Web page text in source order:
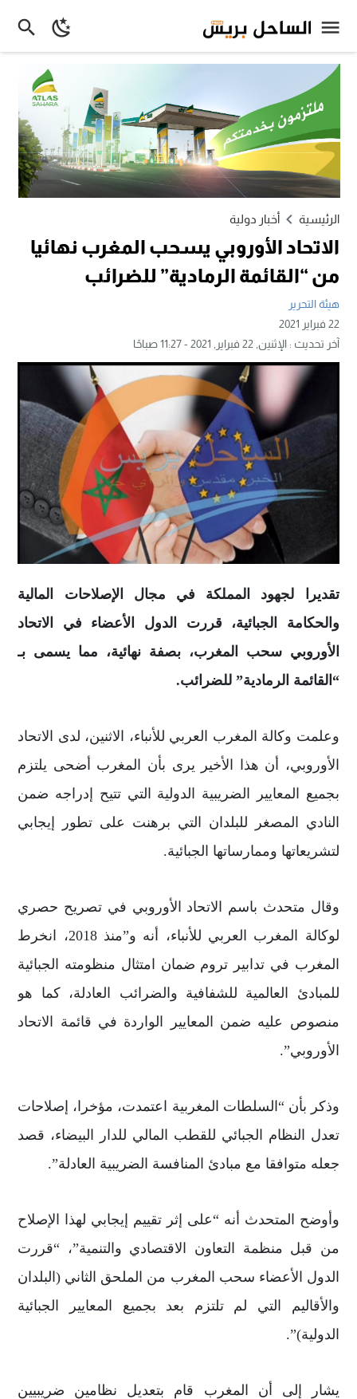
الرئيسية أخبار دولية
الاتحاد الأوروبي يسحب المغرب نهائيا
من “القائمة الرمادية” للضرائب
هيئة التحرير
22 فبراير 2021
آخر تحديث :الإثنين, 22 فبراير, 2021 - 11:27 صباحًا
تقديرا لجهود المملكة في مجال الإصلاحات المالية
والحكامة الجبائية، قررت الدول الأعضاء في الاتحاد
الأوروبي سحب المغرب، بصفة نهائية، مما يسمى بـ
“القائمة الرمادية” للضرائب.
وعلمت وكالة المغرب العربي للأنباء، الاثنين، لدى الاتحاد
الأوروبي، أن هذا الأخير يرى بأن المغرب أضحى يلتزم
بجميع المعايير الضريبية الدولية التي تتيح إدراجه ضمن
النادي المصغر للبلدان التي برهنت على تطور إيجابي
لتشريعاتها وممارساتها الجبائية.
وقال متحدث باسم الاتحاد الأوروبي في تصريح حصري
لوكالة المغرب العربي للأنباء، أنه و”منذ 2018، انخرط
المغرب في تدابير تروم ضمان امتثال منظومته الجبائية
للمبادئ العالمية للشفافية والضرائب العادلة، كما هو
منصوص عليه ضمن المعايير الواردة في قائمة الاتحاد
الأوروبي”.
وذكر بأن “السلطات المغربية اعتمدت، مؤخرا، إصلاحات
تعدل النظام الجبائي للقطب المالي للدار البيضاء، قصد
جعله متوافقا مع مبادئ المنافسة الضريبية العادلة”.
وأوضح المتحدث أنه “على إثر تقييم إيجابي لهذا الإصلاح
من قبل منظمة التعاون الاقتصادي والتنمية”، “قررت
الدول الأعضاء سحب المغرب من الملحق الثاني (البلدان
والأقاليم التي لم تلتزم بعد بجميع المعايير الجبائية
الدولية)”.
يشار إلى أن المغرب قام بتعديل نظامين ضريبيين